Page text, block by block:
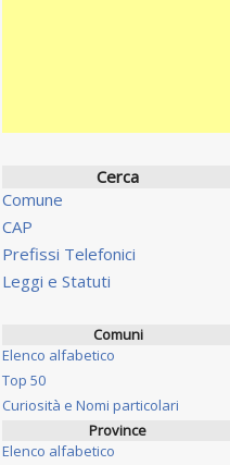
Cerca
Comune
CAP
Prefissi Telefonici
Leggi e Statuti
Comuni
Elenco alfabetico
Top 50
Curiosità e Nomi particolari
Province
Elenco alfabetico